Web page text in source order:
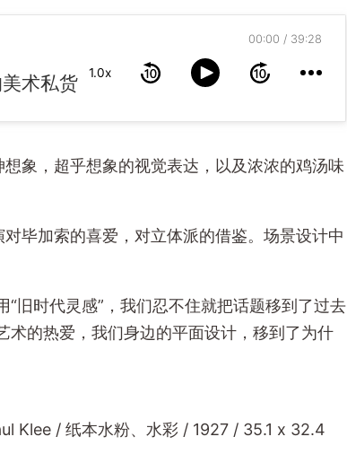
术私货 1.0x
00:00 39:28
象，超乎想象的视觉表达，以及浓浓的鸡汤味
毕加索的喜爱，对立体派的借鉴。场景设计中
旧时代灵感”，我们忍不住就把话题移到了过去
术的热爱，我们身边的平面设计，移到了为什
Klee / 纸本水粉、水彩 / 1927 / 35.1 x 32.4